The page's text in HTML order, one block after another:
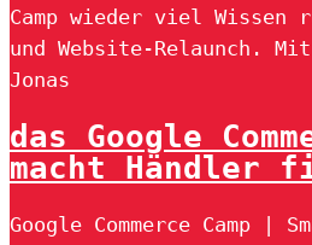
Camp wieder viel Wissen
und Website-Relaunch.
Jonas
das Google
macht Händler
Google Commerce Camp |